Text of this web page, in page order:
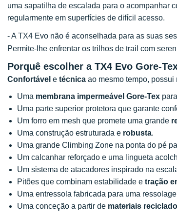
uma sapatilha de escalada para o acompanhar
regularmente em superfícies de difícil acesso.
- A TX4 Evo não é aconselhada para as suas
Permite-lhe enfrentar os trilhos de trail com
Porquê escolher a TX4 Evo Gore-
Confortável e técnica ao mesmo tempo, possui
Uma membrana impermeável Gore-Tex
Uma parte superior protetora que garante
Um forro em mesh que promete uma grande
Uma construção estruturada e robusta.
Uma grande Climbing Zone na ponta do pé
Um calcanhar reforçado e uma lingueta
Um sistema de atacadores inspirado na
Pitões que combinam estabilidade e tração
Uma entressola fabricada para uma
Uma conceção a partir de materiais